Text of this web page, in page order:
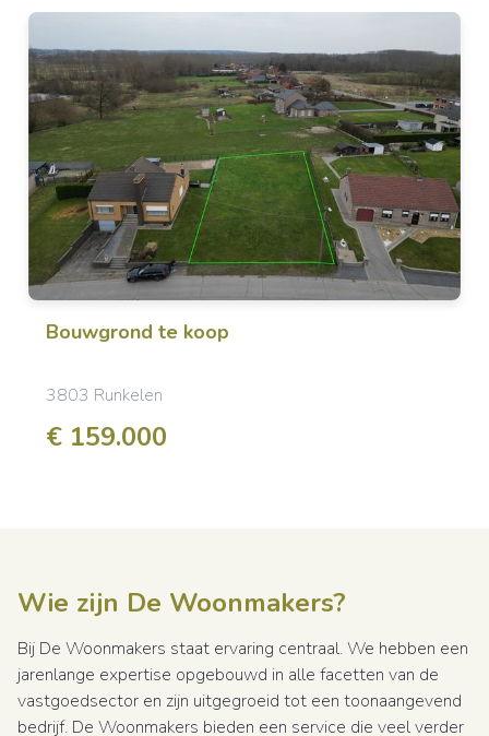
Bouwgrond te koop
3803 Runkelen
€ 159.000
Wie zijn De Woonmakers?
Bij De Woonmakers staat ervaring centraal. We hebben een
jarenlange expertise opgebouwd in alle facetten van de
vastgoedsector en zijn uitgegroeid tot een toonaangevend
bedrijf. De Woonmakers bieden een service die veel verder